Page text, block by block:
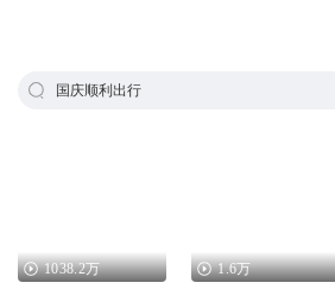
国庆顺利出行
1038.2万 1.6万